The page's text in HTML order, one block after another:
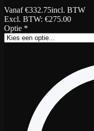
Vanaf€332.75incl. BTW
Excl. BTW: €275.00
Optie *